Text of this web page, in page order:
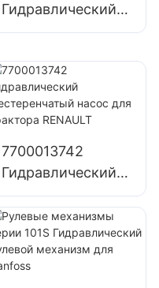
Гидравлический
шестеренчатый
трактора John
Deere
7700013742
Гидравлический
шестеренчатый
насос для
трактора
RENAULT